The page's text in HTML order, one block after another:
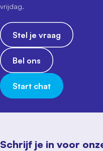
Schrijf je in voor
vrijdag.
Stel je vraag
Bel ons
Start chat